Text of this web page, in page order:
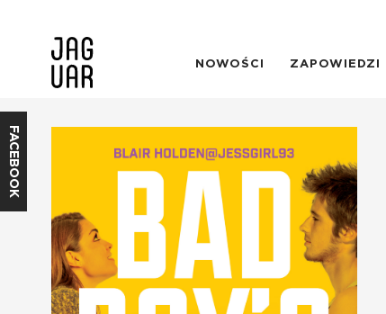
NOWOŚCI ZAPOWIEDZI
FACEBOOK